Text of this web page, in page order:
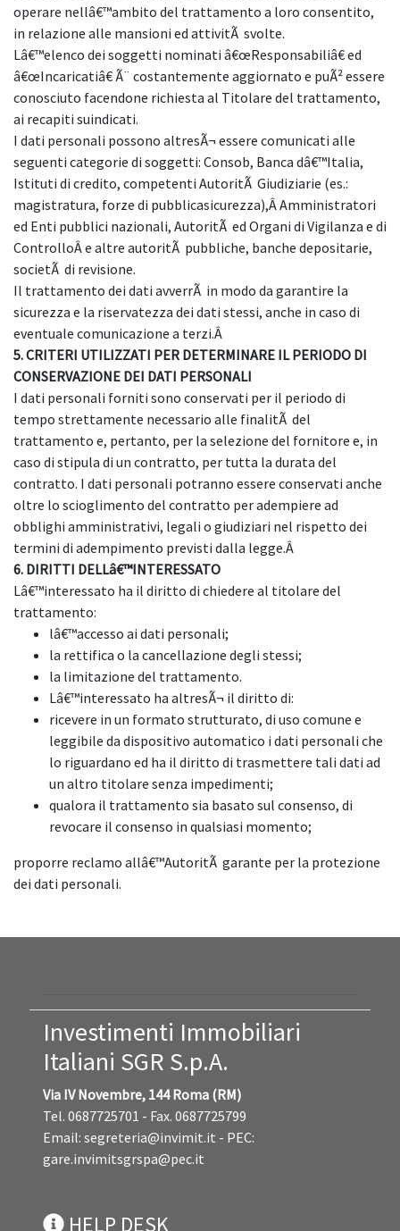
operare nellâ€™ambito del trattamento a loro consentito,
in relazione alle mansioni ed attivitÃ svolte.
Lâ€™elenco dei soggetti nominati â€œResponsabiliâ€ ed
â€œIncaricatiâ€ Ã¨ costantemente aggiornato e puÃ² essere
conosciuto facendone richiesta al Titolare del trattamento,
ai recapiti suindicati.
I dati personali possono altresÃ¬ essere comunicati alle
seguenti categorie di soggetti: Consob, Banca dâ€™Italia,
Istituti di credito, competenti AutoritÃ Giudiziarie (es.:
magistratura, forze di pubblicasicurezza),Â Amministratori
ed Enti pubblici nazionali, AutoritÃ ed Organi di Vigilanza e di
ControlloÂ e altre autoritÃ pubbliche, banche depositarie,
societÃ di revisione.
Il trattamento dei dati avverrÃ in modo da garantire la
sicurezza e la riservatezza dei dati stessi, anche in caso di
eventuale comunicazione a terzi.Â
5. CRITERI UTILIZZATI PER DETERMINARE IL PERIODO DI
CONSERVAZIONE DEI DATI PERSONALI
I dati personali forniti sono conservati per il periodo di
tempo strettamente necessario alle finalitÃ del
trattamento e, pertanto, per la selezione del fornitore e, in
caso di stipula di un contratto, per tutta la durata del
contratto. I dati personali potranno essere conservati anche
oltre lo scioglimento del contratto per adempiere ad
obblighi amministrativi, legali o giudiziari nel rispetto dei
termini di adempimento previsti dalla legge.Â
6. DIRITTI DELLâ€™INTERESSATO
Lâ€™interessato ha il diritto di chiedere al titolare del
trattamento:
lâ€™accesso ai dati personali;
la rettifica o la cancellazione degli stessi;
la limitazione del trattamento.
Lâ€™interessato ha altresÃ¬ il diritto di:
ricevere in un formato strutturato, di uso comune e
leggibile da dispositivo automatico i dati personali che
lo riguardano ed ha il diritto di trasmettere tali dati ad
un altro titolare senza impedimenti;
qualora il trattamento sia basato sul consenso, di
revocare il consenso in qualsiasi momento;
proporre reclamo allâ€™AutoritÃ garante per la protezione
dei dati personali.
Investimenti Immobiliari
Italiani SGR S.p.A.
Via IV Novembre, 144 Roma (RM)
Tel. 0687725701 - Fax. 0687725799
Email: segreteria@invimit.it - PEC:
gare.invimitsgrspa@pec.it
HELP DESK